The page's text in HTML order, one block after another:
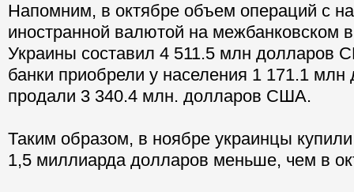
Напомним, в октябре объем операций с
иностранной валютой на межбанковском
Украины составил 4 511.5 млн долларов
банки приобрели у населения 1 171.1
продали 3 340.4 млн. долларов США.
Таким образом, в ноябре украинцы
1,5 миллиарда долларов меньше, чем в